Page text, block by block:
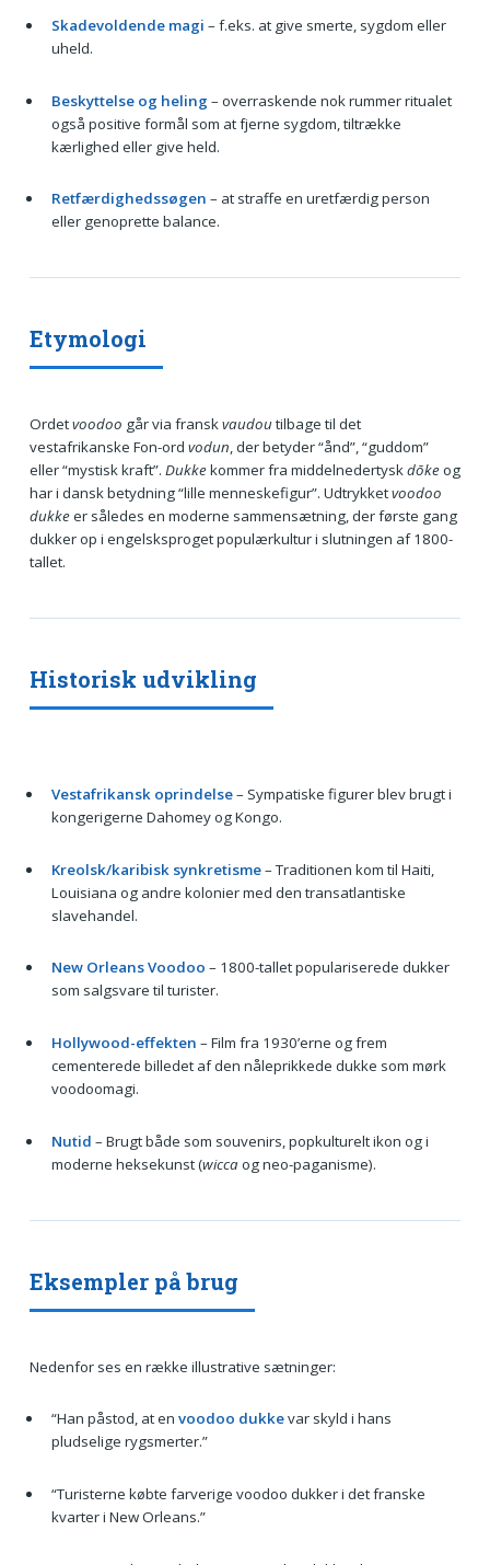
Skadevoldende magi – f.eks. at give smerte, sygdom eller
uheld.
Beskyttelse og heling – overraskende nok rummer ritualet
også positive formål som at fjerne sygdom, tiltrække
kærlighed eller give held.
Retfærdighedssøgen – at straffe en uretfærdig person
eller genoprette balance.
Etymologi
Ordetvoodoo går via franskvaudoutilbage til det
vestafrikanske Fon-ord vodun, der betyder “ånd”, “guddom”
eller “mystisk kraft”. Dukkekommer fra middelnedertyskdōkeog
har i dansk betydning “lille menneskefigur”. Udtrykketvoodoo
dukkeer således en moderne sammensætning, der første gang
dukker op i engelsksproget populærkultur i slutningen af 1800-
tallet.
Historisk udvikling
Vestafrikansk oprindelse– Sympatiske figurer blev brugt i
kongerigerne Dahomey og Kongo.
Kreolsk/karibisk synkretisme– Traditionen kom til Haiti,
Louisiana og andre kolonier med den transatlantiske
slavehandel.
New Orleans Voodoo – 1800-tallet populariserede dukker
som salgsvare til turister.
Hollywood-effekten – Film fra 1930’erne og frem
cementerede billedet af den nåleprikkede dukke som mørk
voodoomagi.
Nutid – Brugt både som souvenirs, popkulturelt ikon og i
moderne heksekunst (wiccaog neo-paganisme).
Eksempler på brug
Nedenfor ses en række illustrative sætninger:
“Han påstod, at en voodoo dukkevar skyld i hans
pludselige rygsmerter.”
“Turisterne købte farverige voodoo dukker i det franske
kvarter i New Orleans.”